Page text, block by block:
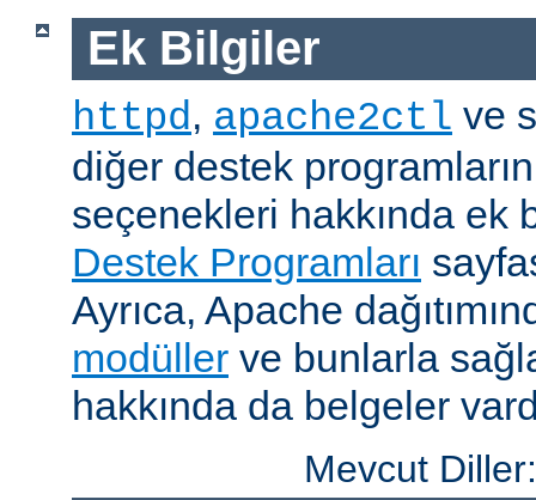
Ek Bilgiler
httpd, apache2ctl ve
diğer destek
seçenekleri hakkında ek
Destek Programları
Ayrıca, Apache
modüller ve bunlarla
hakkında da belgeler
Mevcut